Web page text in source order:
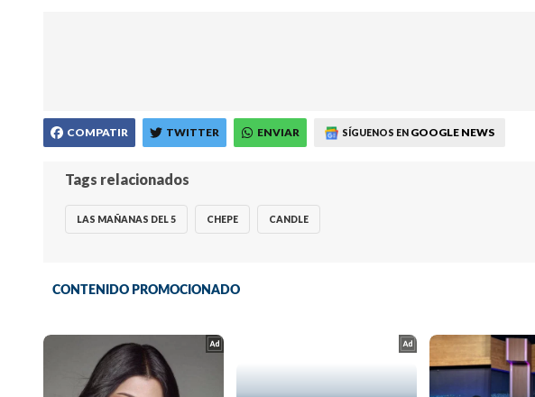
COMPATIR TWITTER ENVIAR SÍGUENOS EN GOOGLE NEWS
Tags relacionados
LAS MAÑANAS DEL 5 CHEPE CANDLE